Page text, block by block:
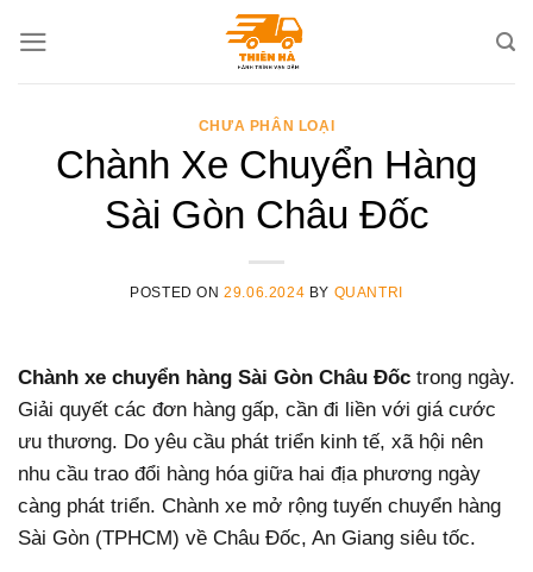
CHƯA PHÂN LOẠI
Chành Xe Chuyển Hàng
Sài Gòn Châu Đốc
POSTED ON29.06.2024 BY QUANTRI
Chành xe chuyển hàng Sài Gòn Châu Đốc trong ngày.
Giải quyết các đơn hàng gấp, cần đi liền với giá cước
ưu thương. Do yêu cầu phát triển kinh tế, xã hội nên
nhu cầu trao đổi hàng hóa giữa hai địa phương ngày
càng phát triển. Chành xe mở rộng tuyến chuyển hàng
Sài Gòn (TPHCM) về Châu Đốc, An Giang siêu tốc.